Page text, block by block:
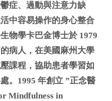
症、過動與注意力缺
中容易操作的身心整合
物學卡巴金博士於 1979
病人，在美國麻州大學
課程，協助患者學習如
。1995 年創立 ”正念醫
Mindfulness in